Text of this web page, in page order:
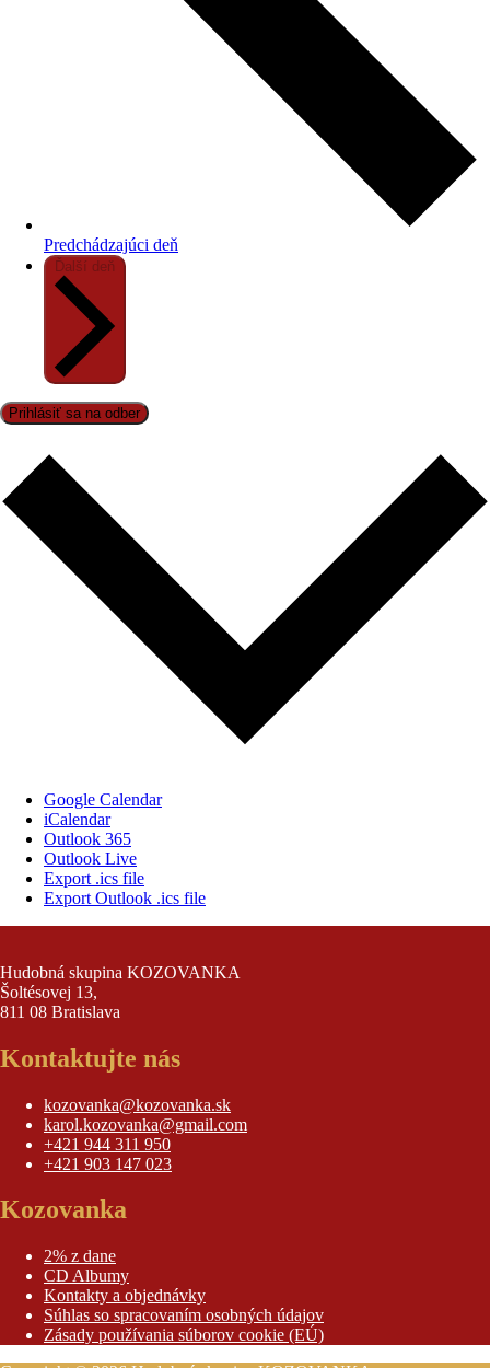
Predchádzajúci deň
Ďalší deň
Prihlásiť sa na odber
Google Calendar
iCalendar
Outlook 365
Outlook Live
Export .ics file
Export Outlook .ics file
Hudobná skupina KOZOVANKA
Šoltésovej 13,
811 08 Bratislava
Kontaktujte nás
kozovanka@kozovanka.sk
karol.kozovanka@gmail.com
+421 944 311 950
+421 903 147 023
Kozovanka
2% z dane
CD Albumy
Kontakty a objednávky
Súhlas so spracovaním osobných údajov
Zásady používania súborov cookie (EÚ)